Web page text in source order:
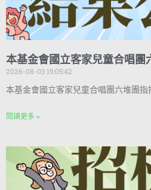
本基金會國立客家兒童合唱團
2026-08-03 19:05:42
本基金會國立客家兒童合唱團六堆團指
閱讀更多 »